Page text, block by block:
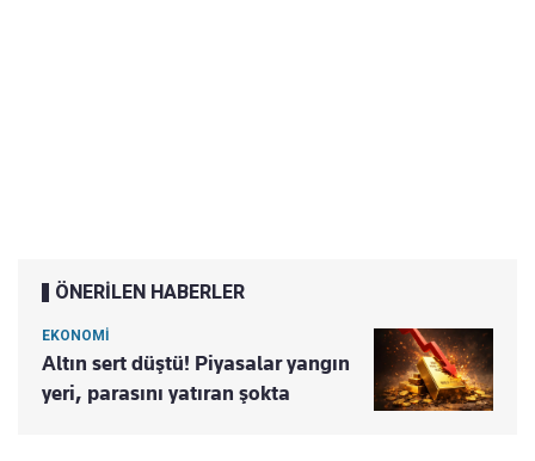
ÖNERİLEN HABERLER
EKONOMİ
Altın sert düştü! Piyasalar yangın
yeri, parasını yatıran şokta